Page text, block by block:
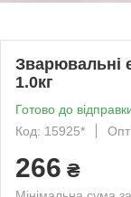
Зварювальні
1.0кг
Готово до
Код: 15925*
Опт
266 ₴